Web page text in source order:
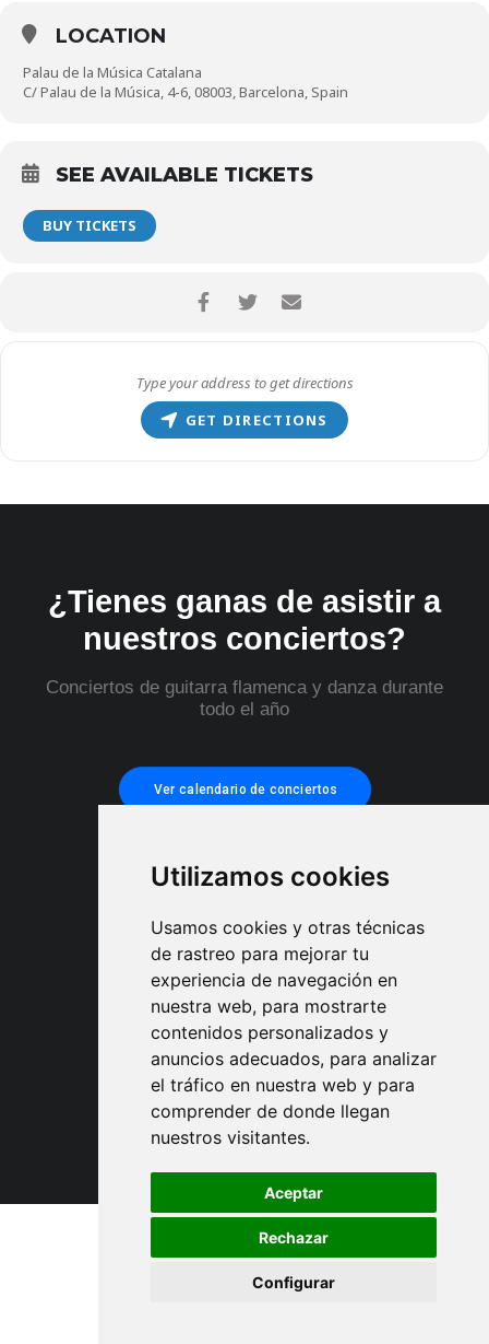
Utilizamos cookies
Usamos cookies y otras técnicas
de rastreo para mejorar tu
experiencia de navegación en
nuestra web, para mostrarte
contenidos personalizados y
anuncios adecuados, para analizar
el tráfico en nuestra web y para
comprender de donde llegan
nuestros visitantes.
Aceptar
Rechazar
Configurar
LOCATION
Palau de la Música Catalana
C/ Palau de la Música, 4-6, 08003, Barcelona, Spain
SEE AVAILABLE TICKETS
BUY TICKETS
GET DIRECTIONS
¿Tienes ganas de asistir a
nuestros conciertos?
Conciertos de guitarra flamenca y danza durante
todo el año
Ver calendario de conciertos
Asociaciones y
colaboraciones
© 2024 Maestros de la Guitarra